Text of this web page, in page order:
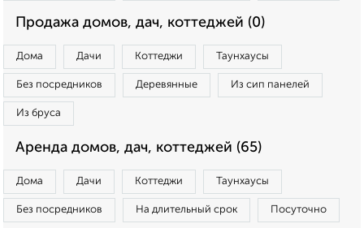
Продажа домов, дач, коттеджей (0)
Дома Дачи Коттеджи Таунхаусы
Без посредников Деревянные Из сип панелей
Из бруса
Аренда домов, дач, коттеджей (65)
Дома Дачи Коттеджи Таунхаусы
Без посредников На длительный срок Посуточно